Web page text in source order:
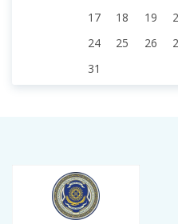
17
18 19
24
25 26
31